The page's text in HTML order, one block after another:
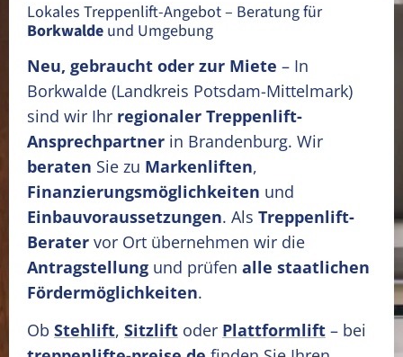
Lokales Treppenlift-Angebot – Beratung für
Borkwalde und Umgebung
Neu, gebraucht oder zur Miete – In
Borkwalde (Landkreis Potsdam-Mittelmark)
sind wir Ihr regionaler Treppenlift-
Ansprechpartner in Brandenburg. Wir
beraten Sie zu Markenliften,
Finanzierungsmöglichkeiten und
Einbauvoraussetzungen. Als Treppenlift-
Berater vor Ort übernehmen wir die
Antragstellung und prüfen alle staatlichen
Fördermöglichkeiten.
Ob Stehlift, Sitzlift oder Plattformlift – bei